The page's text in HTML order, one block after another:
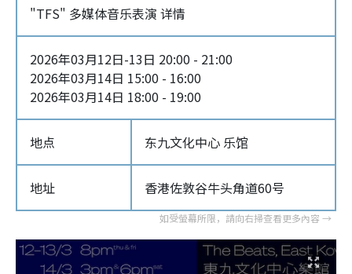
"TFS" 多媒体音乐表演 详情
2026年03月12日-13日 20:00 - 21:00
2026年03月14日 15:00 - 16:00
2026年03月14日 18:00 - 19:00
地点 东九文化中心 乐馆
地址 香港佐敦谷牛头角道60号